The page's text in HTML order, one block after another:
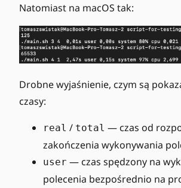
Natomiast na macOS tak:
Drobne wyjaśnienie, czym są
czasy:
real / total — czas od
zakończenia wykonywania
user — czas spędzony na
polecenia bezpośrednio na